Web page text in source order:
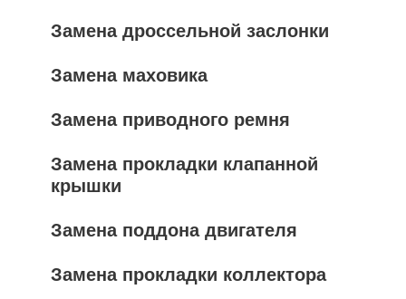
Замена дроссельной заслонки
Замена маховика
Замена приводного ремня
Замена прокладки клапанной
крышки
Замена поддона двигателя
Замена прокладки коллектора